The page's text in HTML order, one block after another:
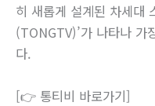
히 새롭게 설계된 차세대
(TONGTV)’가 나타나 가
다.
[👉 통티비 바로가기]